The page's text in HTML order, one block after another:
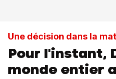
Une décision dans la
Pour l'instant,
monde entier